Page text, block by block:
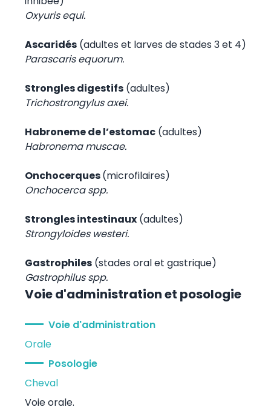
Oxyuris equi.
Ascaridés(adultes et larves de stades 3 et 4)
Parascaris equorum.
Strongles digestifs(adultes)
Trichostrongylus axei.
Habroneme de l’estomac(adultes)
Habronema muscae.
Onchocerques(microfilaires)
Onchocerca spp.
Strongles intestinaux(adultes)
Strongyloides westeri.
Gastrophiles(stades oral et gastrique)
Gastrophilus spp.
Voie d'administration et posologie
Voie d'administration
Orale
Posologie
Cheval
Voie orale.